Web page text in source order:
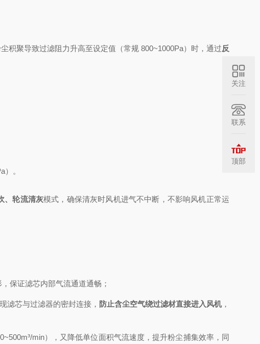
积聚导致过滤阻力升高至设定值（常规 800~1000Pa）时，通过反
。
、轮流清灰模式，确保清灰时风机进气不中断，不影响风机正常运
保证滤芯内部气流通道通畅；
滤芯与过滤器的密封连接， 防止含尘空气绕过滤材直接进入风机，
min），又降低单位面积气流速度，提升粉尘捕集效率，同
关注
联系
顶部